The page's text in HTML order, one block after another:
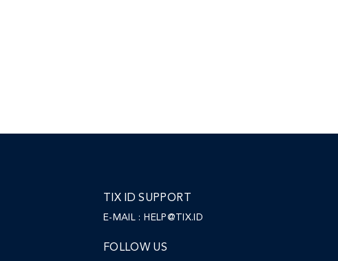
TIX ID SUPPORT
E-MAIL : HELP@TIX.ID
FOLLOW US